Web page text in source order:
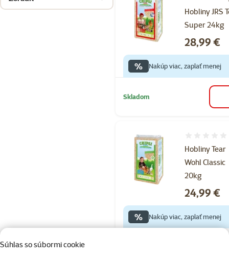
Súhlas so súbormi cookie
Hobliny JRS
Super 24kg
Cena
28,99 €
% Nakúp viac, zaplať menej
Skladom
Hobliny Tear
Wohl Classic
20kg
Cena
24,99 €
% Nakúp viac, zaplať menej